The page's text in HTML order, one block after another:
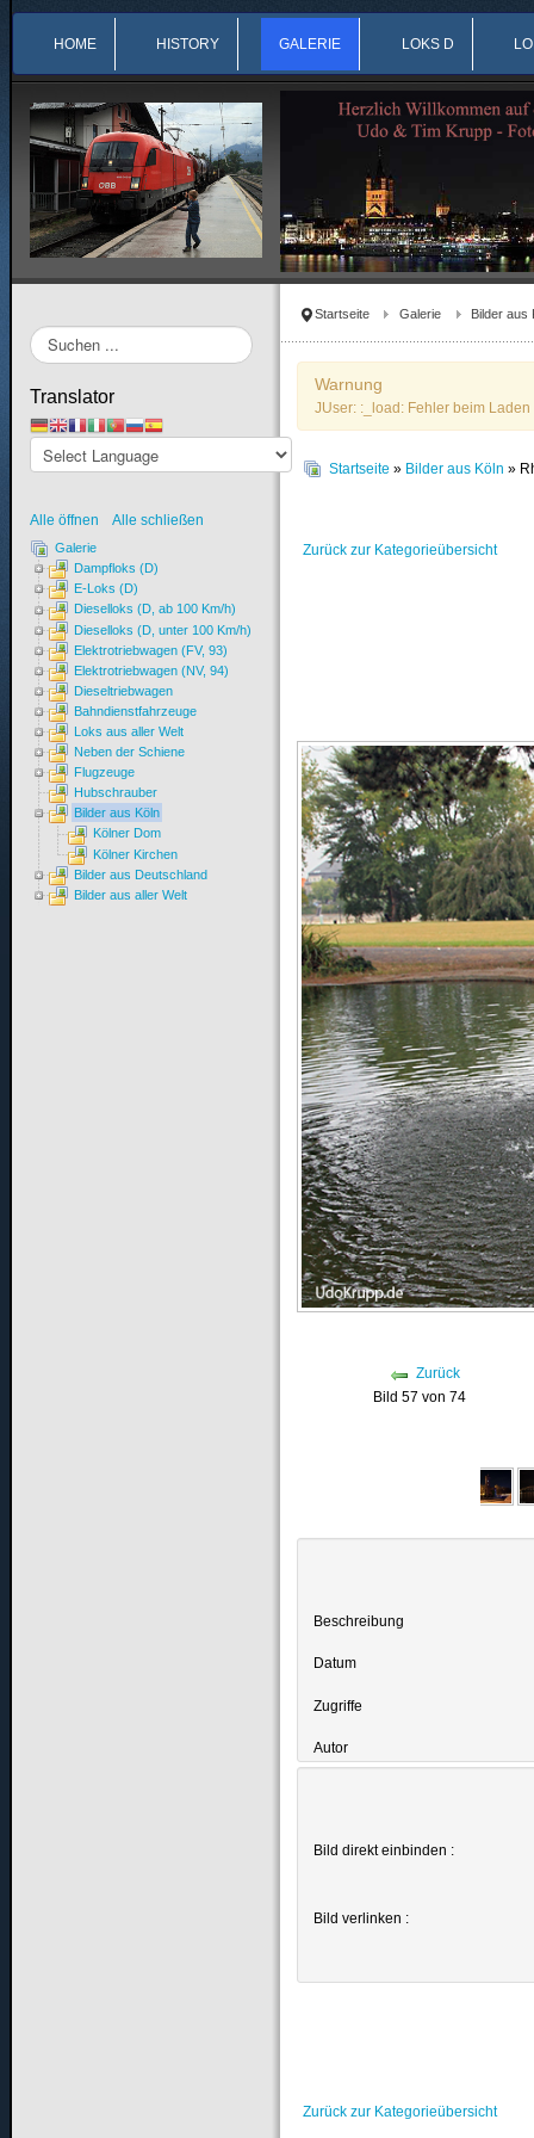
HOME HISTORY GALERIE LOKS D
Startseite Galerie Bilder aus
Warnung
JUser: :_load: Fehler beim
Startseite » Bilder aus Köln »
Zurück zur Kategorieübersicht
Zurück
Bild 57 von 74
Beschreibung
Datum
Zugriffe
Autor
Bild direkt einbinden :
Bild verlinken :
Zurück zur Kategorieübersicht
Suchen
...
Translator
Alle öffnen Alle schließen
Galerie
Dampfloks (D)
E-Loks (D)
Dieselloks (D, ab 100 Km/h)
Dieselloks (D, unter 100 Km/h)
Elektrotriebwagen (FV, 93)
Elektrotriebwagen (NV, 94)
Dieseltriebwagen
Bahndienstfahrzeuge
Loks aus aller Welt
Neben der Schiene
Flugzeuge
Hubschrauber
Bilder aus Köln
Kölner Dom
Kölner Kirchen
Bilder aus Deutschland
Bilder aus aller Welt